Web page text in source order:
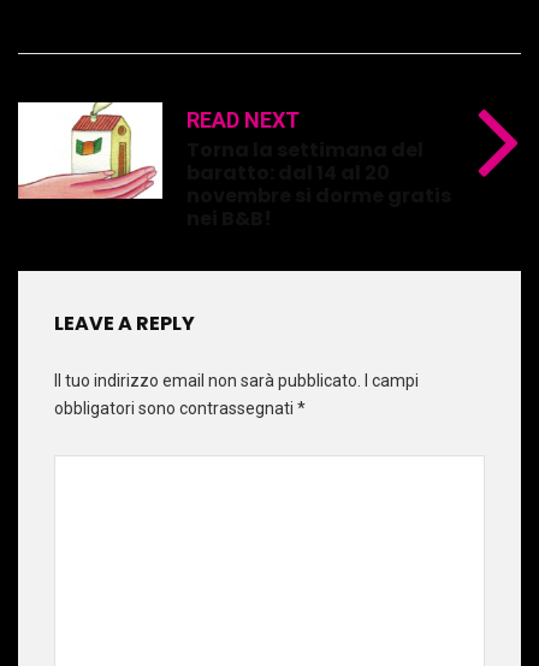
READ NEXT
LEAVE A REPLY
Il tuo indirizzo email non sarà pubblicato. I campi
obbligatori sono contrassegnati *